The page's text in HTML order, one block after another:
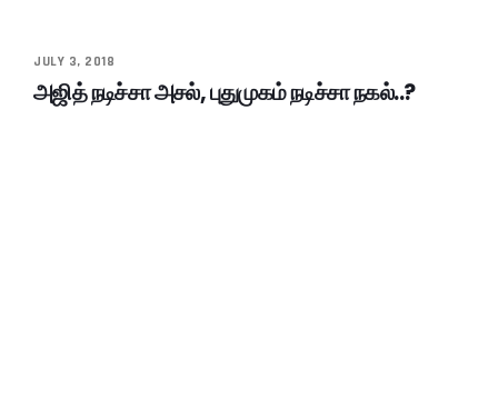
JULY 3, 2018
அஜித் நடிச்சா அசல், புதுமுகம் நடிச்சா நகல்..?